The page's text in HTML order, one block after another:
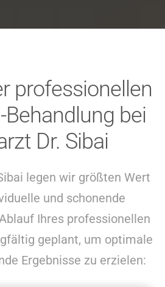
professionellen
Behandlung bei
Dr. Sibai
legen wir größten Wert
und schonende
Ihres professionellen
geplant, um optimale
Ergebnisse zu erzielen: